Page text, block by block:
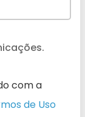
com a
de Uso